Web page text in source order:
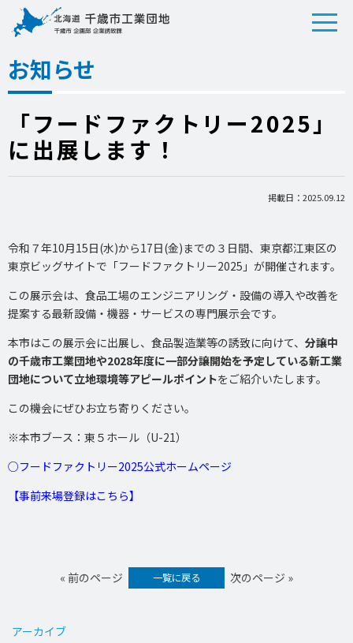
お知らせ
「フードファクトリー2025」
に出展します！
掲載日：2025.09.12
令和７年10月15日(水)から17日(金)までの３日間、東京都江東区の
東京ビッグサイトで「フードファクトリー2025」が開催されます。
この展示会は、食品工場のエンジニアリング・設備の導入や改善を
提案する最新設備・機器・サービスの専門展示会です。
本市はこの展示会に出展し、食品製造業等の誘致に向けて、 分譲中
の千歳市工業団地や2028年度に一部分譲開始を予定している新工業
団地について立地環境等アピールポイントをご紹介いたします。
この機会にぜひお立ち寄りください。
※本市ブース：東５ホール（U-21）
○フードファクトリー2025公式ホームページ
【事前来場登録はこちら】
« 前のページ 一覧に戻る 次のページ »
アーカイブ